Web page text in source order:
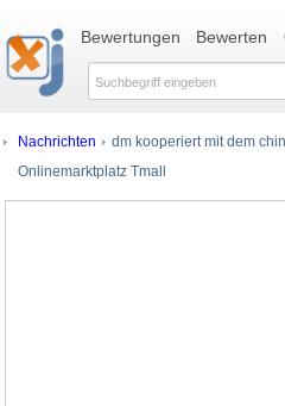
Bewertungen Bewerten
Nachrichten dm kooperiert mit dem
Onlinemarktplatz Tmall